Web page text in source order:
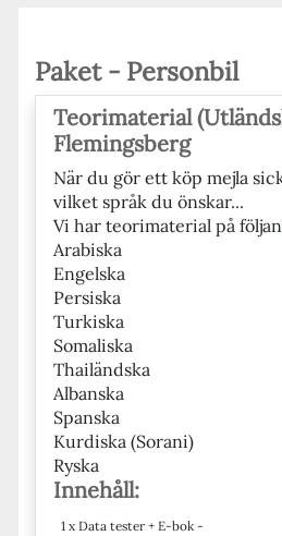
Paket - Personbil
Teorimaterial
Flemingsberg
När du gör ett köp mejla
vilket språk du önskar...
Vi har teorimaterial på
Arabiska
Engelska
Persiska
Turkiska
Somaliska
Thailändska
Albanska
Spanska
Kurdiska (Sorani)
Ryska
Innehåll:
1 x Data tester + E-bok -